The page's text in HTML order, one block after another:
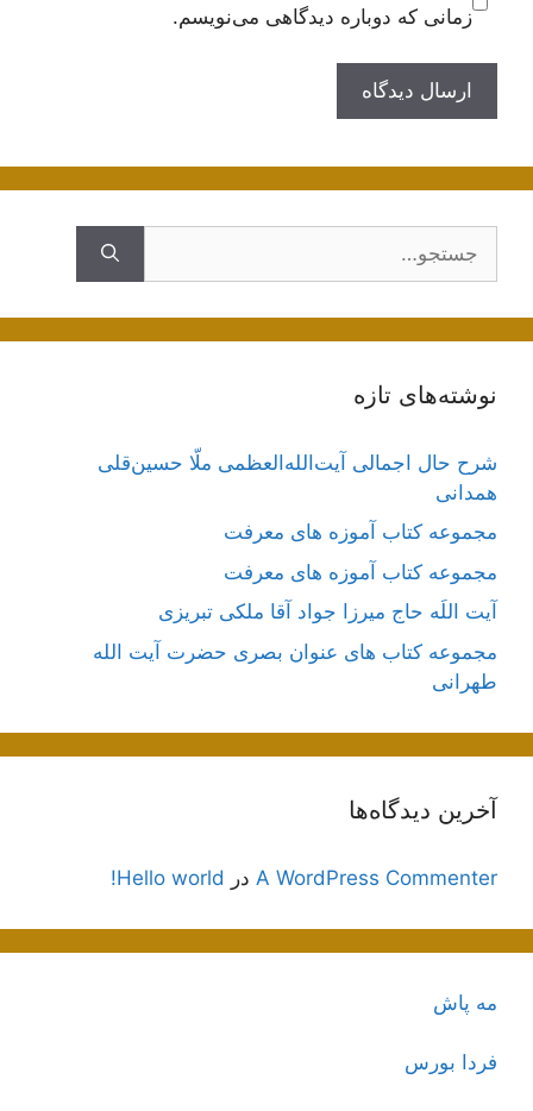
زمانی که دوباره دیدگاهی می‌نویسم.
نوشته‌های تازه
شرح حال اجمالی آیت‌الله‌العظمی ملّا حسین‌قلی
همدانی
مجموعه کتاب آموزه های معرفت
مجموعه کتاب آموزه های معرفت
آیت اللَه حاج میرزا جواد آقا ملکی تبریزی
مجموعه کتاب های عنوان بصری حضرت آیت الله
طهرانی
آخرین دیدگاه‌ها
A WordPress Commenter در Hello world!
مه پاش
فردا بورس